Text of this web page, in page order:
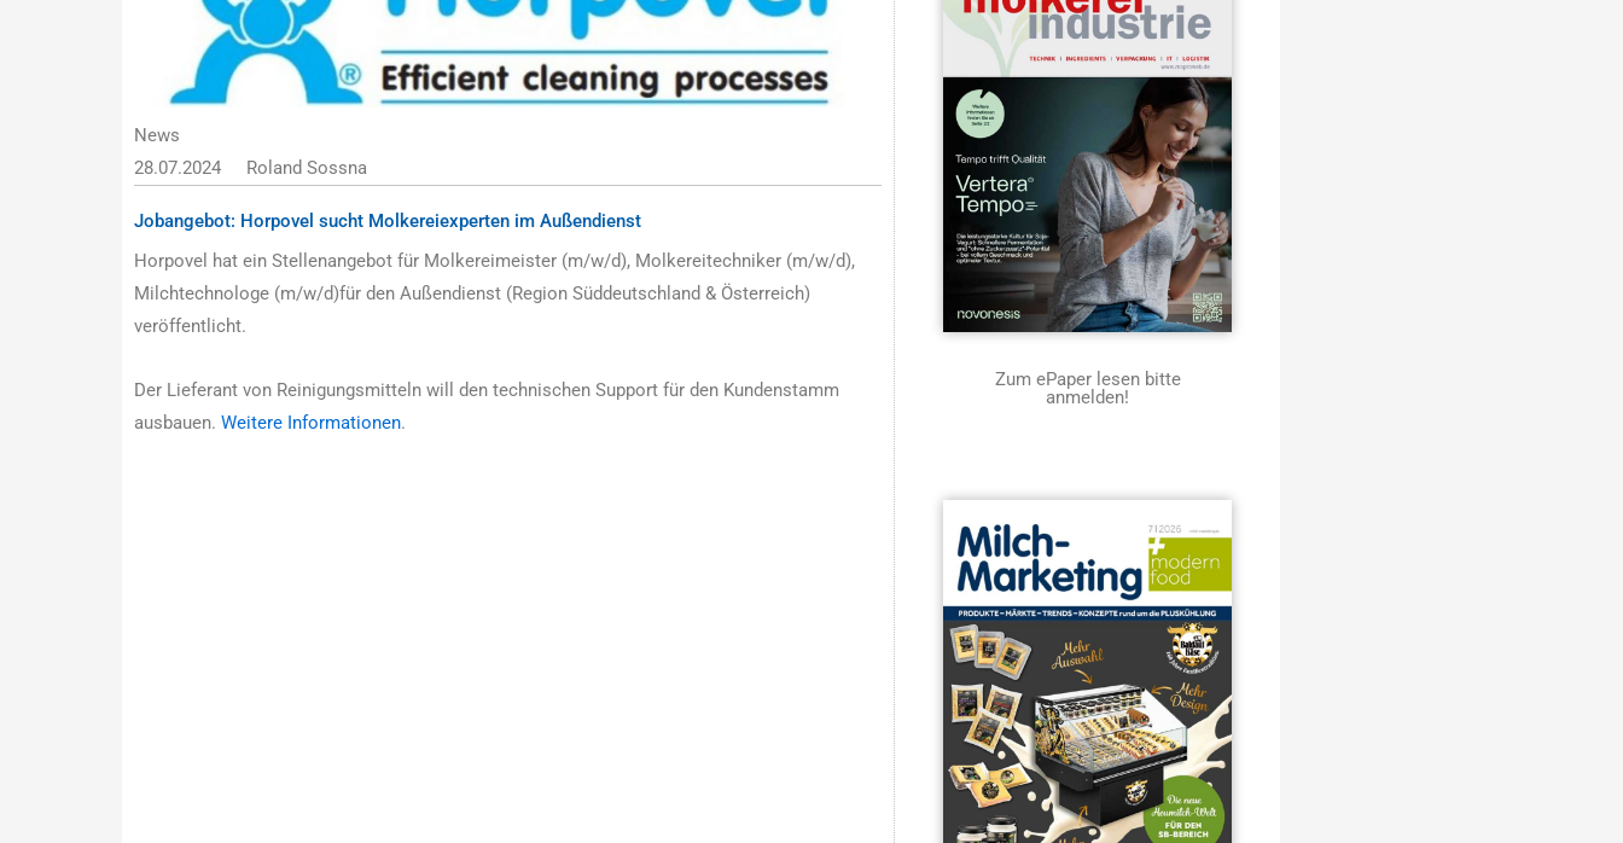
News
28.07.2024
Roland Sossna
Jobangebot: Horpovel sucht Molkereiexperten im Außendienst
Horpovel hat ein Stellenangebot für Molkereimeister (m/w/d), Molkereitechniker (m/w/d),
Milchtechnologe (m/w/d)für den Außendienst (Region Süddeutschland & Österreich)
veröffentlicht.
Der Lieferant von Reinigungsmitteln will den technischen Support für den Kundenstamm
ausbauen. Weitere Informationen.
Zum ePaper lesen bitte
anmelden!